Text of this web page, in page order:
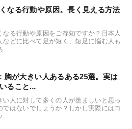
なる行動や原因。長く見える方法
なる行動や原因をご存知ですか？日本人
などに比べて足が短く、短足に悩む人も
...
胸が大きい人あるある25選。実は
ること...
い人に対して多くの人が羨ましいと思っ
ではないでしょうか？しかし実際にはコ